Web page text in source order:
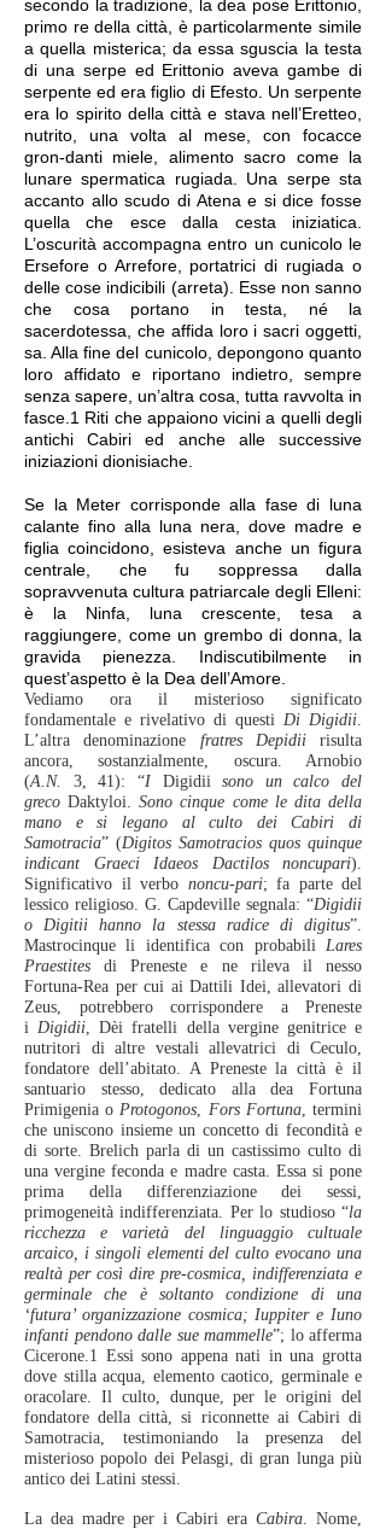
secondo la tradizione, la dea pose Erittonio,
primo re della città, è particolarmente simile
a quella misterica; da essa sguscia la testa
di una serpe ed Erittonio aveva gambe di
serpente ed era figlio di Efesto. Un serpente
era lo spirito della città e stava nell’Eretteo,
nutrito, una volta al mese, con focacce
gron-danti miele, alimento sacro come la
lunare spermatica rugiada. Una serpe sta
accanto allo scudo di Atena e si dice fosse
quella che esce dalla cesta iniziatica.
L’oscurità accompagna entro un cunicolo le
Ersefore o Arrefore, portatrici di rugiada o
delle cose indicibili (arreta). Esse non sanno
che cosa portano in testa, né la
sacerdotessa, che affida loro i sacri oggetti,
sa. Alla fine del cunicolo, depongono quanto
loro affidato e riportano indietro, sempre
senza sapere, un’altra cosa, tutta ravvolta in
fasce.1 Riti che appaiono vicini a quelli degli
antichi Cabiri ed anche alle successive
iniziazioni dionisiache.
Se la Meter corrisponde alla fase di luna
calante fino alla luna nera, dove madre e
figlia coincidono, esisteva anche un figura
centrale, che fu soppressa dalla
sopravvenuta cultura patriarcale degli Elleni:
è la Ninfa, luna crescente, tesa a
raggiungere, come un grembo di donna, la
gravida pienezza. Indiscutibilmente in
quest’aspetto è la Dea dell’Amore.
Vediamo ora il misterioso significato
fondamentale e rivelativo di questi Di Digidii.
L’altra denominazione fratres Depidiirisulta
ancora, sostanzialmente, oscura. Arnobio
(A.N. 3, 41): “I Digidiisono un calco del
grecoDaktyloi. Sono cinque come le dita della
mano e si legano al culto dei Cabiri di
Samotracia” (Digitos Samotracios quos quinque
indicant Graeci Idaeos Dactilos noncupari).
Significativo il verbo noncu-pari; fa parte del
lessico religioso. G. Capdeville segnala: “Digidii
o Digitii hanno la stessa radice di digitus”.
Mastrocinque li identifica con probabili Lares
Praestites di Preneste e ne rileva il nesso
Fortuna-Rea per cui ai Dattili Idei, allevatori di
Zeus, potrebbero corrispondere a Preneste
iDigidii, Dèi fratelli della vergine genitrice e
nutritori di altre vestali allevatrici di Ceculo,
fondatore dell’abitato. A Preneste la città è il
santuario stesso, dedicato alla dea Fortuna
Primigenia oProtogonos, Fors Fortuna, termini
che uniscono insieme un concetto di fecondità e
di sorte. Brelich parla di un castissimo culto di
una vergine feconda e madre casta. Essa si pone
prima della differenziazione dei sessi,
primogeneità indifferenziata. Per lo studioso “la
ricchezza e varietà del linguaggio cultuale
arcaico, i singoli elementi del culto evocano una
realtà per così dire pre-cosmica, indifferenziata e
germinale che è soltanto condizione di una
‘futura’ organizzazione cosmica; Iuppiter e Iuno
infanti pendono dalle sue mammelle”; lo afferma
Cicerone.1 Essi sono appena nati in una grotta
dove stilla acqua, elemento caotico, germinale e
oracolare. Il culto, dunque, per le origini del
fondatore della città, si riconnette ai Cabiri di
Samotracia, testimoniando la presenza del
misterioso popolo dei Pelasgi, di gran lunga più
antico dei Latini stessi.
La dea madre per i Cabiri era Cabira. Nome,